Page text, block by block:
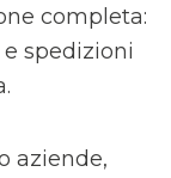
completa:
spedizioni
aziende,